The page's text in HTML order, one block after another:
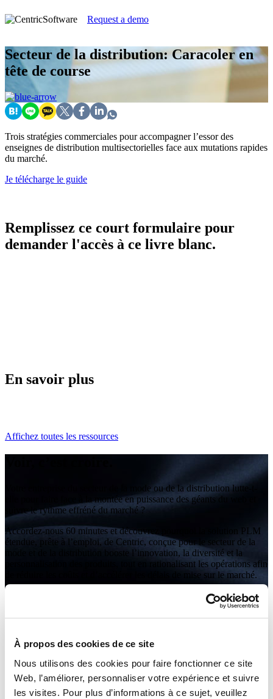
À propos des cookies de ce site
Nous utilisons des cookies pour faire fonctionner ce site
Web, l’améliorer, personnaliser votre expérience et suivre
les visites. Pour plus d’informations à ce sujet, veuillez
Request a demo
Secteur de la distribution: Caracoler en
tête de course
Trois stratégies commerciales pour accompagner l’essor des
enseignes de distribution multisectorielles face aux mutations rapides
du marché.
Je télécharge le guide
Remplissez ce court formulaire pour
demander l'accès à ce livre blanc.
En savoir plus
Affichez toutes les ressources
Votre entreprise du secteur de la mode ou de la distribution lutte-t-
elle pour faire face à la montée en puissance des géants du web et
suivre le rythme effréné du marché ?
Accordez-nous 60 minutes et découvrez pourquoi la solution PLM
étendue, prête à l’emploi, de Centric, conçue pour le secteur de la
mode et de la distribution booste l’innovation, la diversité et la
personnalisation des produits, tout en rationalisant les opérations afin
de réduire les coûts et d’accélérer les délais de mise sur le marché.